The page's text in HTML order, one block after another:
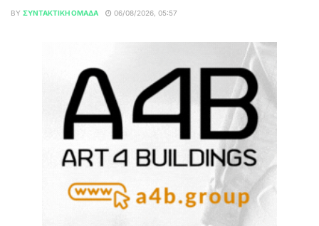
BY ΣΥΝΤΑΚΤΙΚΉ ΟΜΆΔΑ 06/08/2026, 05:57